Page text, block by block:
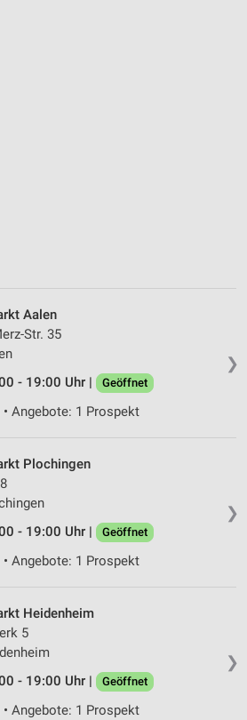
❯
Aalen
Str. 35
- 19:00 Uhr |
Geöffnet
Angebote: 1 Prospekt
❯
Plochingen
- 19:00 Uhr |
Geöffnet
• Angebote: 1 Prospekt
❯
Heidenheim
5
- 19:00 Uhr |
Geöffnet
Angebote: 1 Prospekt